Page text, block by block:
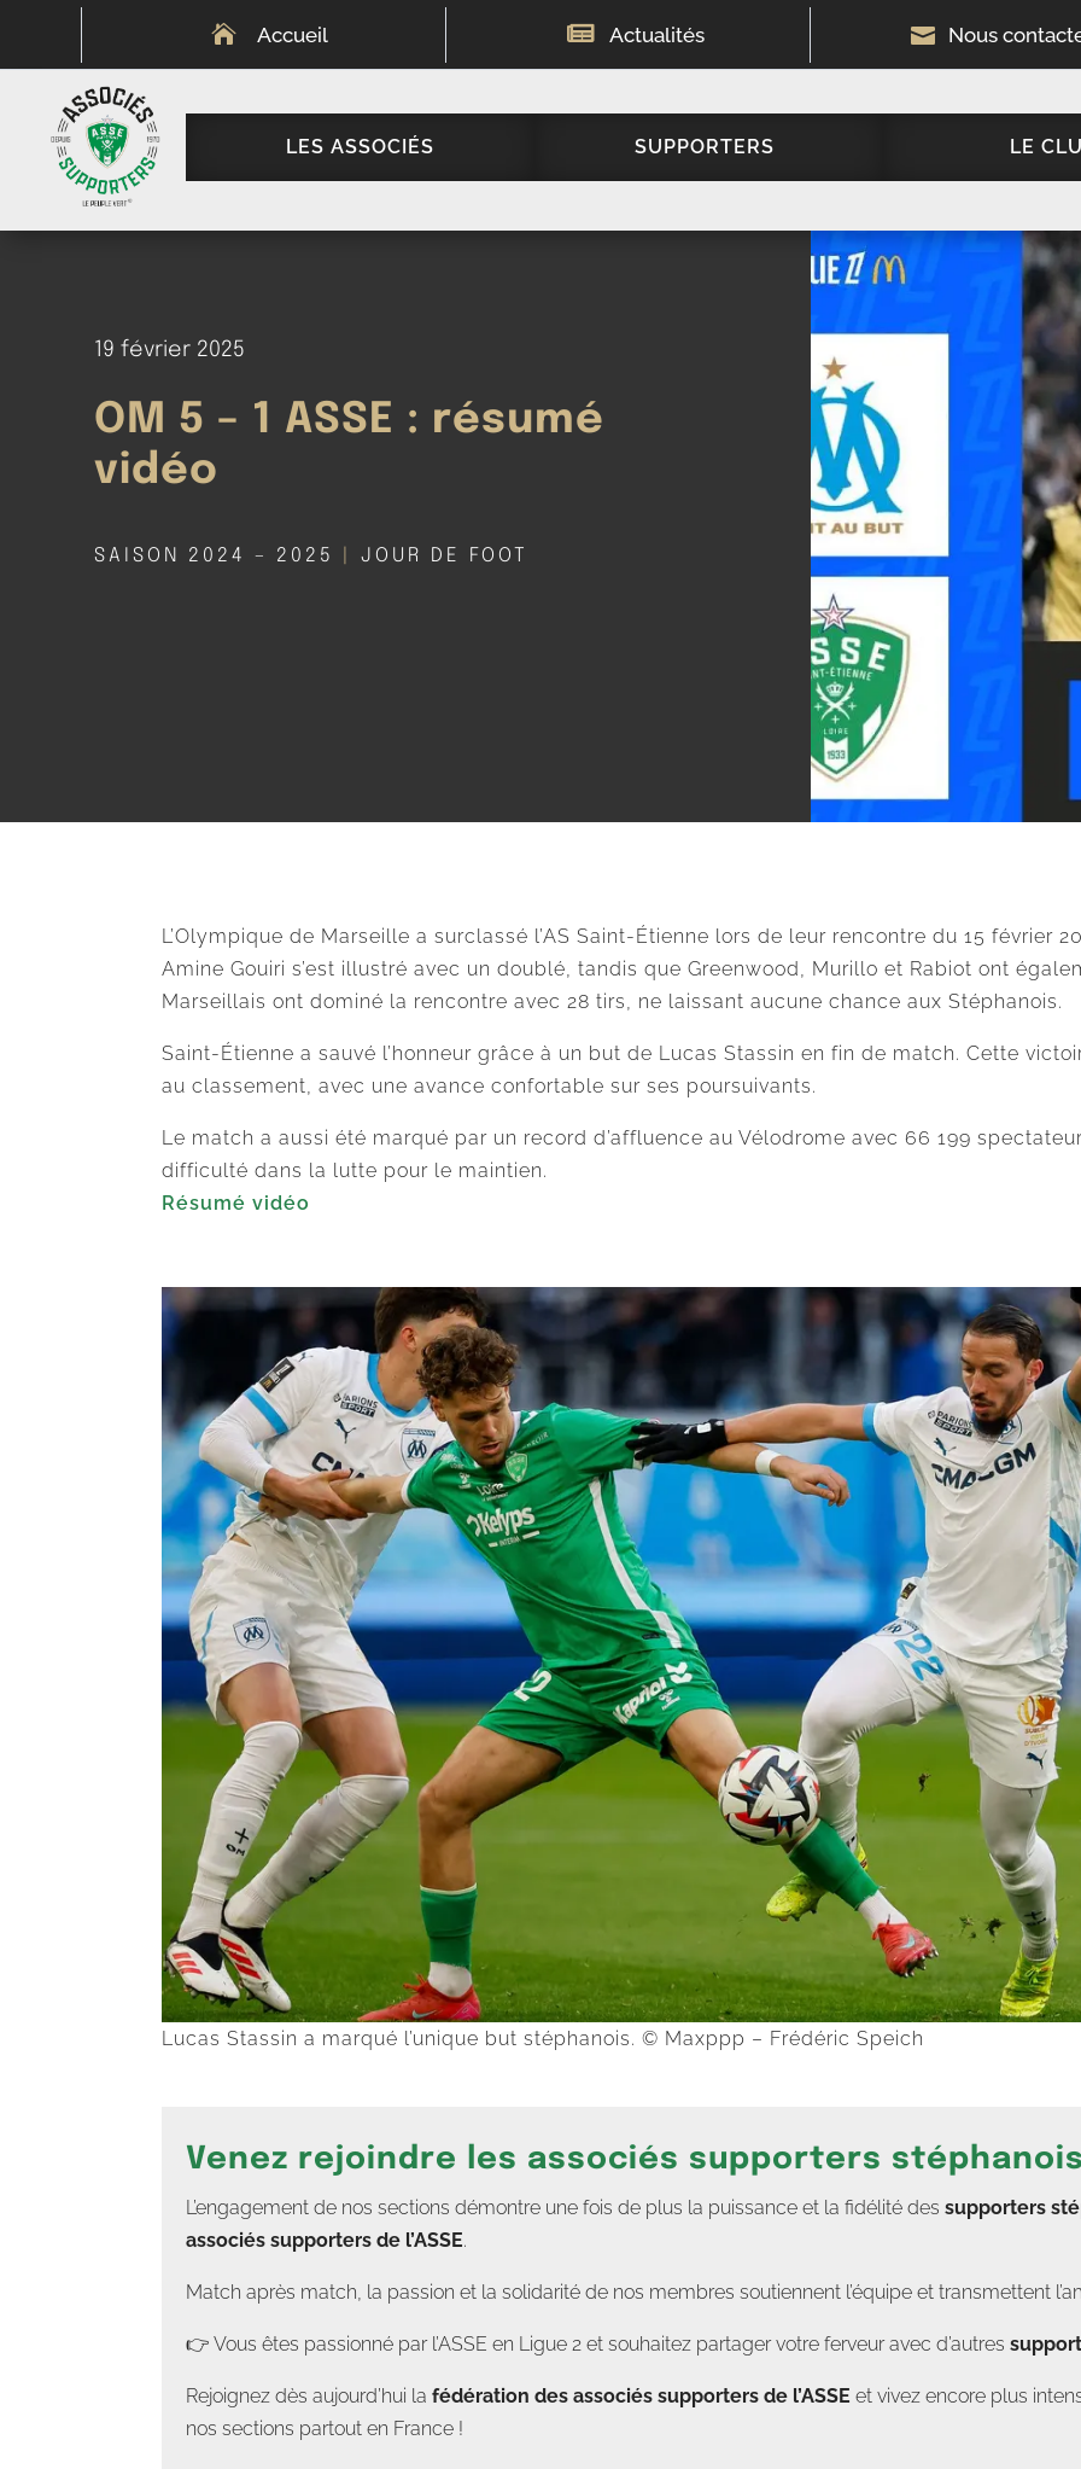
 Accueil  Actualités  Nous
LES ASSOCIÉS SUPPORTERS LE
19 février 2025
OM 5 – 1 ASSE : résumé
vidéo
SAISON 2024 – 2025 JOUR DE FOOT
L’Olympique de Marseille a surclassé l’AS Saint-Étienne lors de leur rencontre du 15 février
Amine Gouiri s’est illustré avec un doublé, tandis que Greenwood, Murillo et Rabiot ont
Marseillais ont dominé la rencontre avec 28 tirs, ne laissant aucune chance aux Stéphanois.
Saint-Étienne a sauvé l’honneur grâce à un but de Lucas Stassin en fin de match. Cette
au classement, avec une avance confortable sur ses poursuivants.
Le match a aussi été marqué par un record d’affluence au Vélodrome avec 66 199
difficulté dans la lutte pour le maintien.
Résumé vidéo
Lucas Stassin a marqué l’unique but stéphanois. © Maxppp – Frédéric Speich
Venez rejoindre les associés supporters
L’engagement de nos sections démontre une fois de plus la puissance et la fidélité des supporters
associés supporters de l’ASSE.
Match après match, la passion et la solidarité de nos membres soutiennent l’équipe et transmettent
👉 Vous êtes passionné par l’ASSE en Ligue 2 et souhaitez partager votre ferveur avec d’autres
Rejoignez dès aujourd’hui la fédération des associés supporters de l’ASSE et vivez encore plus
nos sections partout en France !